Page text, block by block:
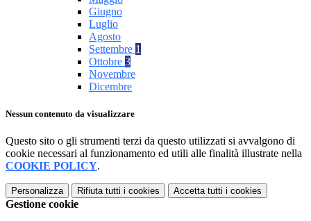
Giugno
Luglio
Agosto
Settembre 1
Ottobre 3
Novembre
Dicembre
Nessun contenuto da visualizzare
Questo sito o gli strumenti terzi da questo utilizzati si avvalgono di
cookie necessari al funzionamento ed utili alle finalità illustrate nella
COOKIE POLICY.
Personalizza Rifiuta tutti i cookies Accetta tutti i cookies
Gestione cookie